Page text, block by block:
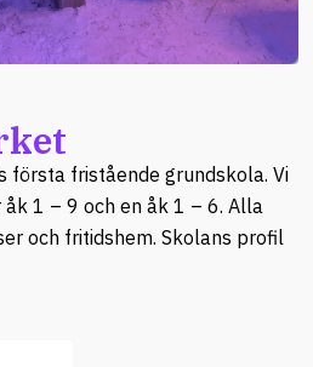
första fristående grundskola. Vi
1 – 9 och en åk 1 – 6. Alla
och fritidshem. Skolans profil